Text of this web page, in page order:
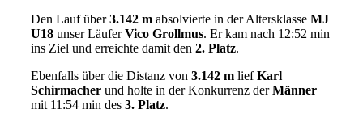
Den Lauf über3.142 mabsolvierte in der Altersklasse MJ
U18unser LäuferVico Grollmus. Er kam nach 12:52 min
ins Ziel und erreichte damit den 2. Platz.
Ebenfalls über die Distanz von 3.142 mliefKarl
Schirmacherund holte in der Konkurrenz derMänner
mit 11:54 min des 3. Platz.